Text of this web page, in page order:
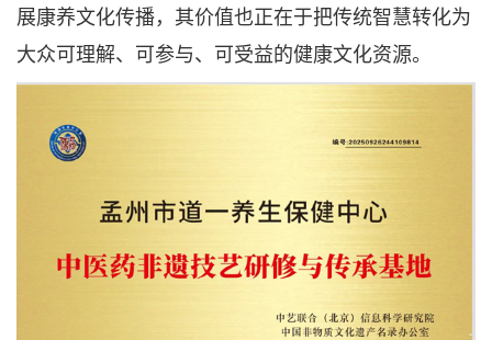
展康养文化传播，其价值也正在于把传统智慧转化为
大众可理解、可参与、可受益的健康文化资源。